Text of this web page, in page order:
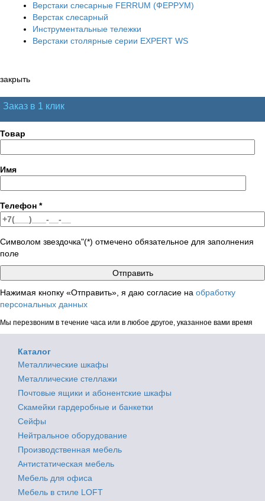
Верстаки слесарные FERRUM (ФЕРРУМ)
Верстак слесарный
Инструментальные тележки
Верстаки столярные серии EXPERT WS
закрыть
Заказ в 1 клик
Товар
Имя
Телефон *
Символом звездочка"(*) отмечено обязательное для заполнения
поле
Нажимая кнопку «Отправить», я даю согласие на обработку
персональных данных
Мы перезвоним в течение часа или в любое другое, указанное вами время
Каталог
Металлические шкафы
Металлические стеллажи
Почтовые ящики и абонентские шкафы
Скамейки гардеробные и банкетки
Сейфы
Нейтральное оборудование
Производственная мебель
Антистатическая мебель
Мебель для офиса
Мебель в стиле LOFT